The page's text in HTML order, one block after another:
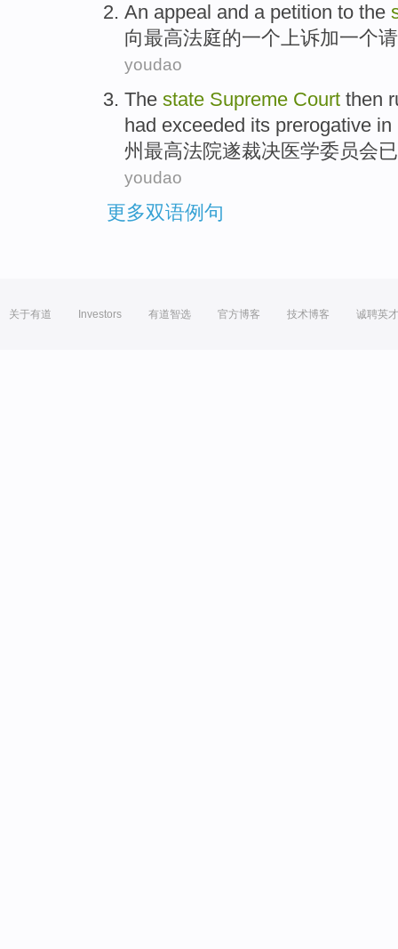
An appeal and a petition to the
向最高法庭的一个上诉加一个
youdao
The state Supreme Court then
had exceeded its prerogative in
州 最高法院遂裁决医学委员会已
youdao
更多双语例句
关于有道 Investors 有道智选 官方博客 技术博客 诚聘英才